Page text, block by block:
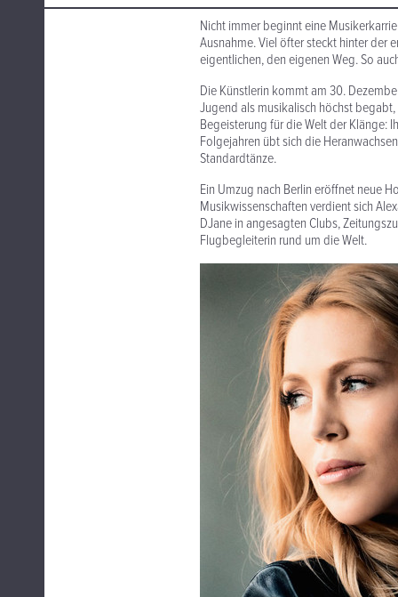
Nicht immer beginnt eine
Ausnahme. Viel öfter steckt hinter der
eigentlichen, den eigenen Weg. So
Die Künstlerin kommt am 30.
Jugend als musikalisch höchst
Begeisterung für die Welt der Klänge:
Folgejahren übt sich die
Standardtänze.
Ein Umzug nach Berlin eröffnet neue
Musikwissenschaften verdient sich
DJane in angesagten Clubs,
Flugbegleiterin rund um die Welt.